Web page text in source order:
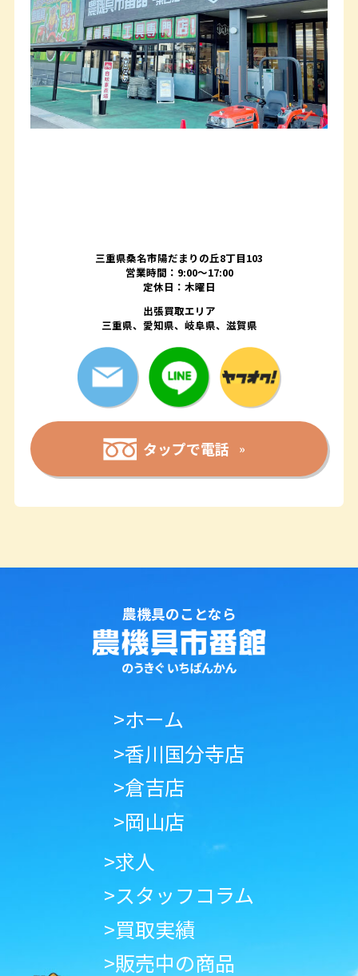
三重県桑名市陽だまりの丘8丁目103
営業時間：9:00〜17:00
定休日：木曜日
出張買取エリア
三重県、愛知県、岐阜県、滋賀県
タップで電話
農機具のことなら
>ホーム
>香川国分寺店
>倉吉店
>岡山店
>求人
>スタッフコラム
>買取実績
>販売中の商品